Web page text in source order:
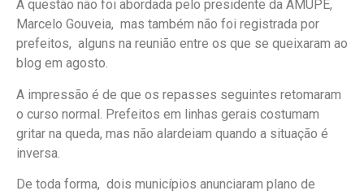
A questão não foi abordada pelo presidente da AMUPE,
Marcelo Gouveia, mas também não foi registrada por
prefeitos, alguns na reunião entre os que se queixaram ao
blog em agosto.
A impressão é de que os repasses seguintes retomaram
o curso normal. Prefeitos em linhas gerais costumam
gritar na queda, mas não alardeiam quando a situação é
inversa.
De toda forma, dois municípios anunciaram plano de